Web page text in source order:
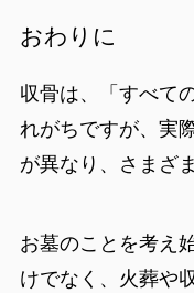
おわりに
収骨は、「すべて
れがちですが、実
が異なり、さまざ
お墓のことを考え
けでなく、火葬や